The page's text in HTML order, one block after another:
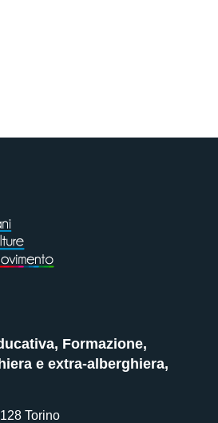
Formazione,
e extra-alberghiera,
Torino